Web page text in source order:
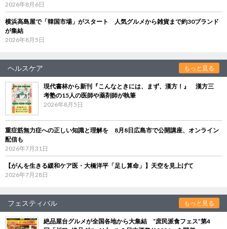
2026年8月6日
横浜高島屋で「韓国市場」がスタート 人気グルメから雑貨まで約30ブランド
が集結
2026年8月5日
ヘルスケア もっと見る
現代書林から新刊『こんなときには、まず、漢方！』 漢方三
考塾の15人の医師や薬剤師が執筆
2026年8月5日
重症筋無力症への正しい知識と理解を 8月8日広島市で公開講座、オンライン
配信も
2026年7月31日
【がんを生きる緩和ケア医・大橋洋平「足し算命」】天空を見上げて
2026年7月28日
フェスティバル もっと見る
絶品屋台グルメが全国各地から大集結 “庶民派食フェス”第4